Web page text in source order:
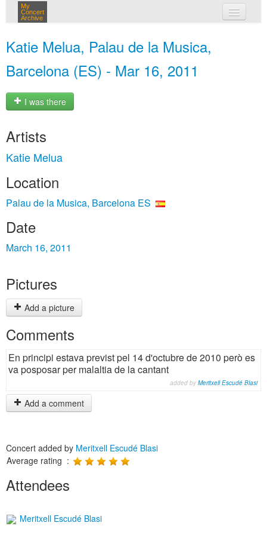
My
Concert
Archive
Katie Melua, Palau de la Musica,
Barcelona (ES) - Mar 16, 2011
I was there
Artists
Katie Melua
Location
Palau de la Musica, Barcelona ES
Date
March 16, 2011
Pictures
Add a picture
Comments
En principi estava previst pel 14 d'octubre de 2010 però es
va posposar per malaltia de la cantant
added by Meritxell Escudé Blasi
Add a comment
Concert added by Meritxell Escudé Blasi
Average rating :
Attendees
Meritxell Escudé Blasi